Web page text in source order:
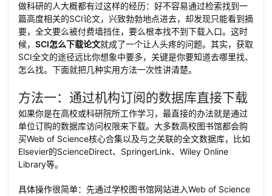
做科研的人大概都有过这样的经历：好不容易通过检索找到一
篇高度相关的SCI论文，兴致勃勃地点进去，却发现只能看到摘
要，全文要么被付费墙挡住，要么根本找不到下载入口。这时
候， SCI怎么下载论文就成了一个让人头疼的问题。其实，获取
SCI全文的途径远比你想象中要多，关键是你要知道去哪里找、
怎么找。下面就把几种实用方法一次性讲清楚。
方法一：通过机构订阅的数据库直接下载
如果你是在高校或科研院所工作学习，最直接的办法就是通过
单位订购的数据库访问权限来下载。大多数高校图书馆都会购
买Web of Science核心合集以及与之关联的全文数据库，比如
Elsevier的ScienceDirect、SpringerLink、Wiley Online
Library等。
具体操作很简单：先通过学校图书馆网站进入Web of Science